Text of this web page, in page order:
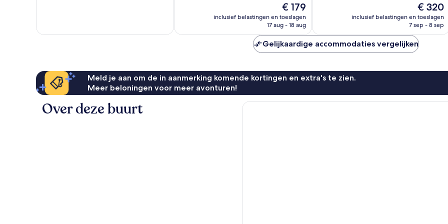
beoordelingen
De
prijs
is
€ 179
inclusief belastingen en toeslagen
17 aug - 18 aug
De
prijs
is
€ 320
inclusief belastingen en toeslagen
7 sep - 8 sep
Gelijkaardige accommodaties vergelijken
Meld je aan om de in aanmerking komende kortingen en extra's te zien.
Meer beloningen voor meer avonturen!
Over deze buurt